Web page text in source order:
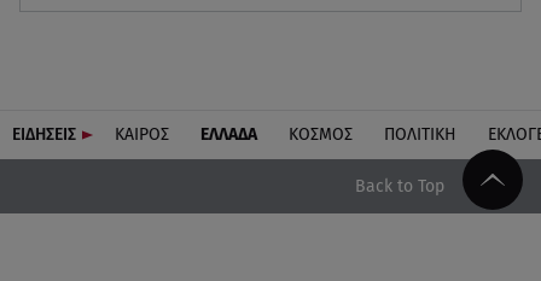
ΕΙΔΗΣΕΙΣ ΚΑΙΡΟΣ ΕΛΛΑΔΑ ΚΟΣΜΟΣ ΠΟΛΙΤΙΚΗ
Back to Top